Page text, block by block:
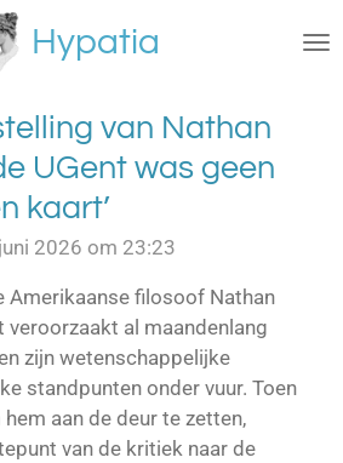
Hypatia
van Nathan
UGent was geen
kaart’
2026 om 23:23
Amerikaanse filosoof Nathan
veroorzaakt al maandenlang
zijn wetenschappelijke
standpunten onder vuur. Toen
aan de deur te zetten,
van de kritiek naar de